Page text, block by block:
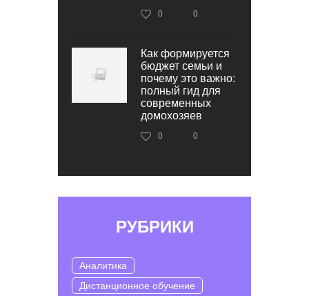
0 0
Как формируется
бюджет семьи и
почему это важно:
полный гид для
современных
домохозяев
0 0
РУБРИКИ
Аналитика
Дистанционное обучение